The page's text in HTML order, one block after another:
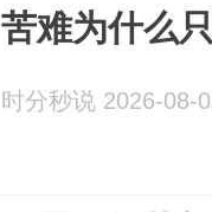
苦难为什么
时分秒说 2026-08-